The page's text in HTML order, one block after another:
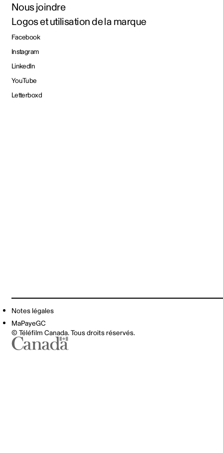
Nous joindre
Logos et utilisation de la marque
Facebook
Instagram
LinkedIn
YouTube
Letterboxd
Notes légales
MaPayeGC
© Téléfilm Canada. Tous droits réservés.